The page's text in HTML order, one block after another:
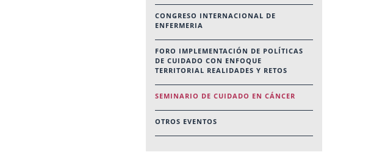
CONGRESO INTERNACIONAL DE
ENFERMERIA
FORO IMPLEMENTACIÓN DE POLÍTICAS
DE CUIDADO CON ENFOQUE
TERRITORIAL REALIDADES Y RETOS
SEMINARIO DE CUIDADO EN CÁNCER
OTROS EVENTOS